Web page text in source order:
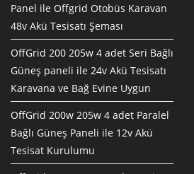
Panel ile Offgrid Otobüs Karavan
48v Akü Tesisatı Şeması
OffGrid 200 205w 4 adet Seri Bağlı
Güneş paneli ile 24v Akü Tesisatı
Karavana ve Bağ Evine Uygun
OffGrid 200w 205w 4 adet Paralel
Bağlı Güneş Paneli ile 12v Akü
Tesisat Kurulumu